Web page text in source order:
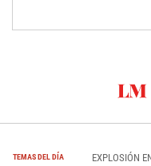
TEMAS DEL DÍA EXPLOSIÓN